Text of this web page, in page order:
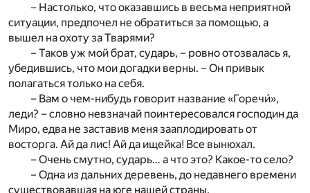
– Настолько, что оказавшись в весьма неприятной
ситуации, предпочел не обратиться за помощью, а
вышел на охоту за Тварями?
– Таков уж мой брат, сударь, – ровно отозвалась я,
убедившись, что мои догадки верны. – Он привык
полагаться только на себя.
– Вам о чем-нибудь говорит название «Горечи́»,
леди? – словно невзначай поинтересовался господин да
Миро, едва не заставив меня зааплодировать от
восторга. Ай да лис! Ай да ищейка! Все вынюхал.
– Очень смутно, сударь… а что это? Какое-то село?
– Одна из дальних деревень, до недавнего времени
существовавшая на юге нашей страны.